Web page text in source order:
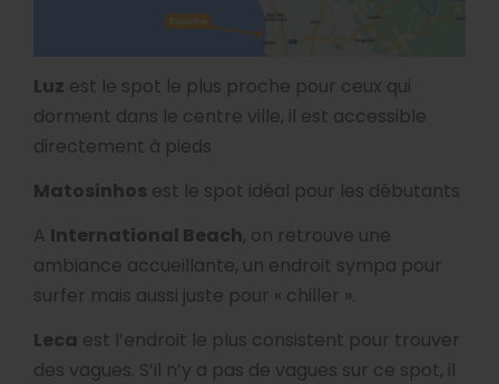
Luz est le spot le plus proche pour ceux qui
dorment dans le centre ville, il est accessible
directement à pieds
Matosinhos est le spot idéal pour les débutants
A International Beach, on retrouve une
ambiance accueillante, un endroit sympa pour
surfer mais aussi juste pour « chiller ».
Leca est l’endroit le plus consistent pour trouver
des vagues. S’il n’y a pas de vagues sur ce spot, il